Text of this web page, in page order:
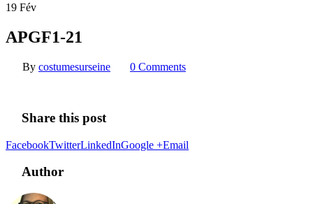
19 Fév
APGF1-21
By costumesurseine 0 Comments
Share this post
FacebookTwitterLinkedInGoogle +Email
Author